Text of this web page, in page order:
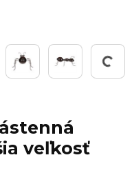
Working...
veľkosť